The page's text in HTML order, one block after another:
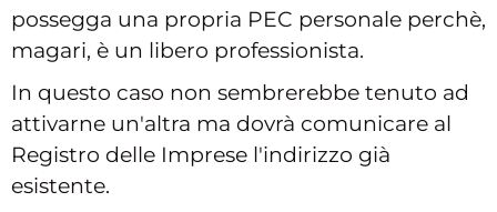
possegga una propria PEC personale perchè,
magari, è un libero professionista.
In questo caso non sembrerebbe tenuto ad
attivarne un'altra ma dovrà comunicare al
Registro delle Imprese l'indirizzo già
esistente.